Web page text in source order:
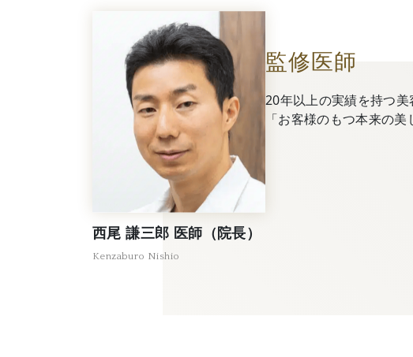
監修医師
20年以上の実績を持つ美
「お客様のもつ本来の
西尾 謙三郎 医師（院長）
Kenzaburo Nishio